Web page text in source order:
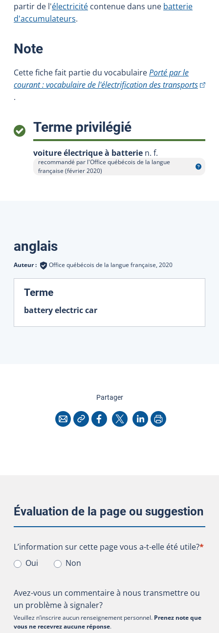
partir de l'électricité contenue dans une batterie
d'accumulateurs.
Note:
Cette fiche fait partie du vocabulairePorté par le
courant : vocabulaire de l'électrification des transports(Cet
.
Terme privilégié:
voiture électrique à batterie n. f.
recommandé par l'Office québécois de la langue
française (février 2020)
Afficher l'infobulle
Traductions
anglais
Auteur : Office québécois de la langue française, 2020
Terme:
battery electric car
Partagercette page
CourrielCopier l'adresse
Facebook
X LinkedInImprimer
Évaluation de la page ou suggestion
L’information sur cette page vous a-t-elle été utile?
L’information sur cette page vous a-t-elle été utile?*
Oui
Non
Avez-vous un commentaire à nous transmettre ou
un problème à signaler?
Veuillez n’inscrire aucun renseignement personnel. Prenez note que
vous ne recevrez aucune réponse.